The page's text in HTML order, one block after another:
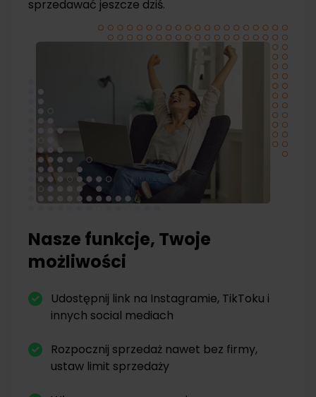
sprzedawać jeszcze dziś.
Nasze funkcje, Twoje
możliwości
Udostępnij link na Instagramie, TikToku i
innych social mediach
Rozpocznij sprzedaż nawet bez firmy,
ustaw limit sprzedaży